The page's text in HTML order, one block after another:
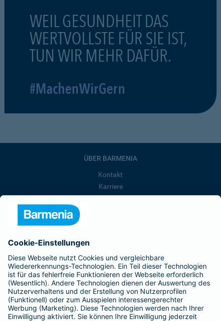
WEIL GESUNDHEIT DAS
WERTVOLLSTE FÜR SIE IST,
TUN WIR MEHR DAFÜR.
#MachenWirGern
ÜBER BARMENIA
Kontakt
Karriere
Barmenia ist Teil der BarmeniaGothaer
BELIEBTE SEITEN
Kranken-Zusatzversicherung
Tierversicherungen
Haftpflichtversicherung
Hausratversicherung